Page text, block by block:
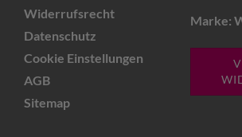
Widerrufsrecht
Datenschutz
Cookie Einstellungen
AGB
Sitemap
Marke: